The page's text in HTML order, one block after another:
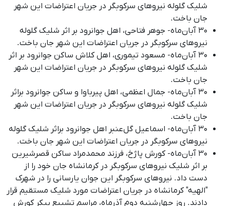
شلیک گلوله نیروهای سرکوبگر در جریان اعتراضات این شهر
جان باخت.
۳۰ آبان‌ماه- جوهر فتاحی، اهل جوانرود بر اثر شلیک گلوله
نیروهای سرکوبگر در جریان اعتراضات این شهر جان باخت.
۳۰ آبان‌ماه- مسعود تیموری، اهل کلاش ساکن جوانرود بر اثر
شلیک گلوله نیروهای سرکوبگر در جریان اعتراضات این شهر
جان باخت.
۳۰ آبان‌ماه- جمال اعظمی، اهل پیرباوا و ساکن جوانرود براثر
شلیک گلوله نیروهای سرکوبگر در جریان اعتراضات این شهر
جان باخت.
۳۰ آبان‌ماه-
اسماعیل گل‌عنبر اهل جوانرود براثر شلیک گلوله
نیروهای سرکوبگر در جریان اعتراضات این شهر جان باخت.
۳۰ آبان‌ماه- کورش پاژخ، فرزند محمدمراد ساکن قصرشیرین
بر اثر شلیک نیروهای سرکوبگر در کرمانشاه جان خود را از
دست داد. نیروهای سرکوبگر این جوان یارسانی را در شهرک
"الهیه" کرمانشاه در جریان اعتراضات مورد شلیک مستقیم قرار
دادند. روز چهارشنبه دوم آذرماه، مراسم تشییع پیکر کورش